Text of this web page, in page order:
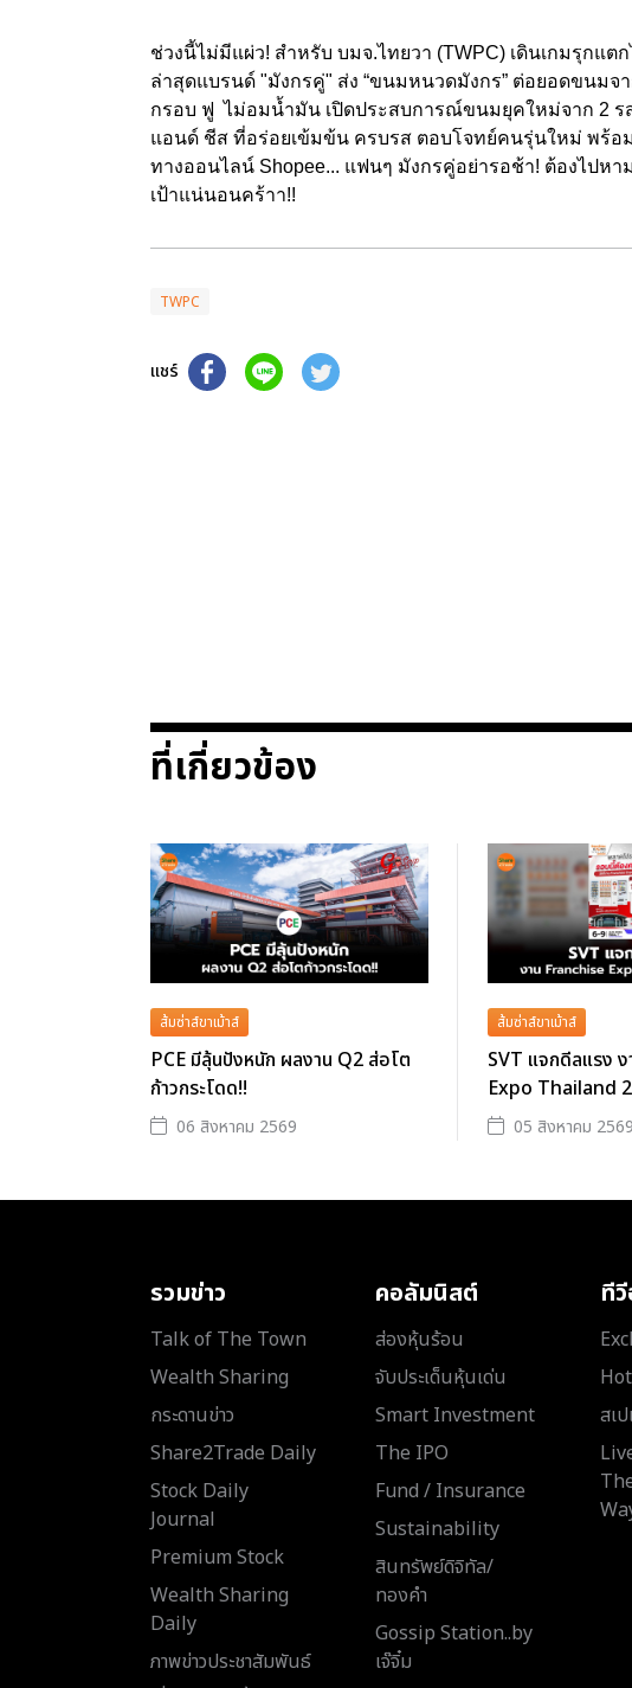
ช่วงนี้ไม่มีแผ่ว! สำหรับ บมจ.ไทยวา (TWPC) เดินเกมรุกแต
ล่าสุดแบรนด์ "มังกรคู่" ส่ง “ขนมหนวดมังกร” ต่อยอดขนมจ
กรอบ ฟู ไม่อมน้ำมัน เปิดประสบการณ์ขนมยุคใหม่จาก 2 ร
แอนด์ ชีส ที่อร่อยเข้มข้น ครบรส ตอบโจทย์คนรุ่นใหม่ พร้อ
ทางออนไลน์ Shopee... แฟนๆ มังกรคู่อย่ารอช้า! ต้องไปห
เป้าแน่นอนคร้าา!!
TWPC
แชร์
ที่เกี่ยวข้อง
ส้มซ่าส์ขาเม้าส์
PCE มีลุ้นปังหนัก ผลงาน Q2 ส่อโต
ก้าวกระโดด!!
06 สิงหาคม 2569
ส้มซ่าส์ขาเม้าส์
SVT แจกดีลแรง
Expo Thailand
05 สิงหาคม 2569
รวมข่าว
Talk of The Town
Wealth Sharing
กระดานข่าว
Share2Trade Daily
Stock Daily
Journal
Premium Stock
Wealth Sharing
Daily
ภาพข่าวประชาสัมพันธ์
คอลัมนิสต์
ส่องหุ้นร้อน
จับประเด็นหุ้นเด่น
Smart Investment
The IPO
Fund / Insurance
Sustainability
สินทรัพย์ดิจิทัล/
ทองคำ
Gossip Station..by
เจ๊จิ๋ม
ที
สเ